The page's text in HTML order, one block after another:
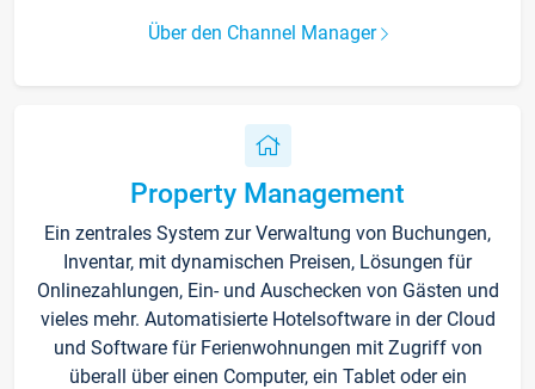
Über den Channel Manager
Property Management
Ein zentrales System zur Verwaltung von Buchungen,
Inventar, mit dynamischen Preisen, Lösungen für
Onlinezahlungen, Ein- und Auschecken von Gästen und
vieles mehr. Automatisierte Hotelsoftware in der Cloud
und Software für Ferienwohnungen mit Zugriff von
überall über einen Computer, ein Tablet oder ein